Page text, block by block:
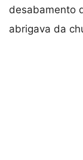
desabamento
abrigava da